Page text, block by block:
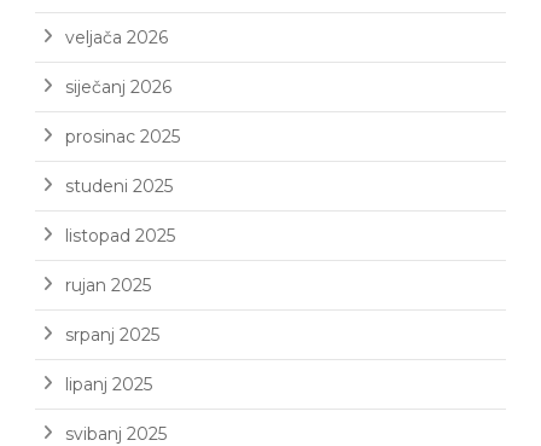
veljača 2026
siječanj 2026
prosinac 2025
studeni 2025
listopad 2025
rujan 2025
srpanj 2025
lipanj 2025
svibanj 2025